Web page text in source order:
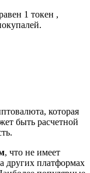
1 токен ,
которая
быть расчетной
, что не имеет
других платформах